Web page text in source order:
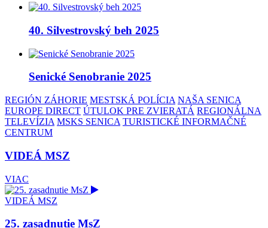
40. Silvestrovský beh 2025
Senické Senobranie 2025
REGIÓN ZÁHORIE MESTSKÁ POLÍCIA NAŠA SENICA
EUROPE DIRECT ÚTULOK PRE ZVIERATÁ REGIONÁLNA
TELEVÍZIA MSKS SENICA TURISTICKÉ INFORMAČNÉ
CENTRUM
VIDEÁ MSZ
VIAC
VIDEÁ MSZ
25. zasadnutie MsZ